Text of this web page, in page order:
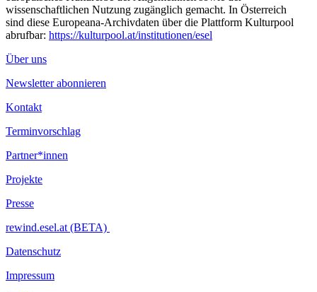
wissenschaftlichen Nutzung zugänglich gemacht. In Österreich
sind diese Europeana-Archivdaten über die Plattform Kulturpool
abrufbar: https://kulturpool.at/institutionen/esel
Über uns
Newsletter abonnieren
Kontakt
Terminvorschlag
Partner*innen
Projekte
Presse
rewind.esel.at (BETA)
Datenschutz
Impressum